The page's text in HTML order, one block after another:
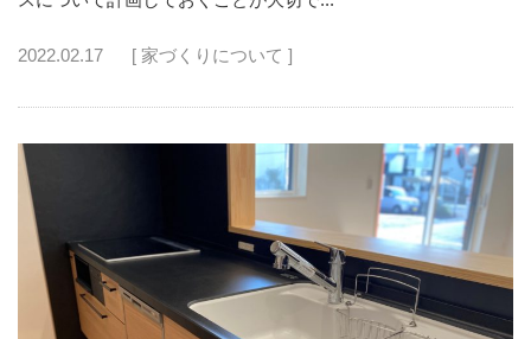
2022.02.17 [ 家づくりについて ]